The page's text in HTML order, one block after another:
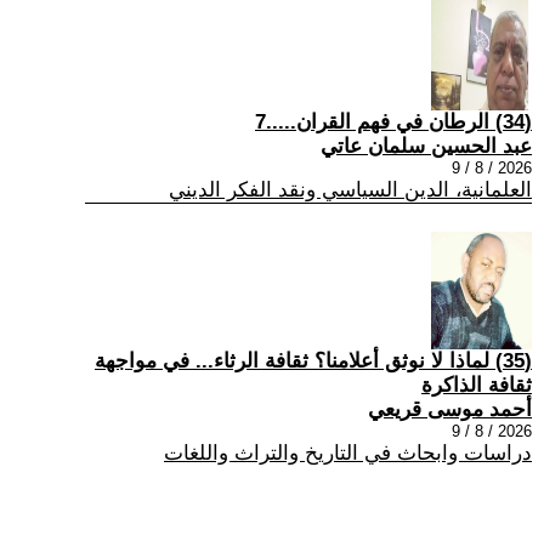
(34) الرطان في فهم القران.....7
عبد الحسين سلمان عاتي
2026 / 8 / 9
العلمانية، الدين السياسي ونقد الفكر الديني
(35) لماذا لا نوثق أعلامنا؟ ثقافة الرثاء... في مواجهة
ثقافة الذاكرة
أحمد موسى قريعي
2026 / 8 / 9
دراسات وابحاث في التاريخ والتراث واللغات